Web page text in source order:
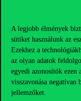
A legjobb élmények
sütiket használunk az
Ezekhez a
az olyan adatok
egyedi azonosítók ezen
visszavonása
jellemzőket.
Elérhetőségek